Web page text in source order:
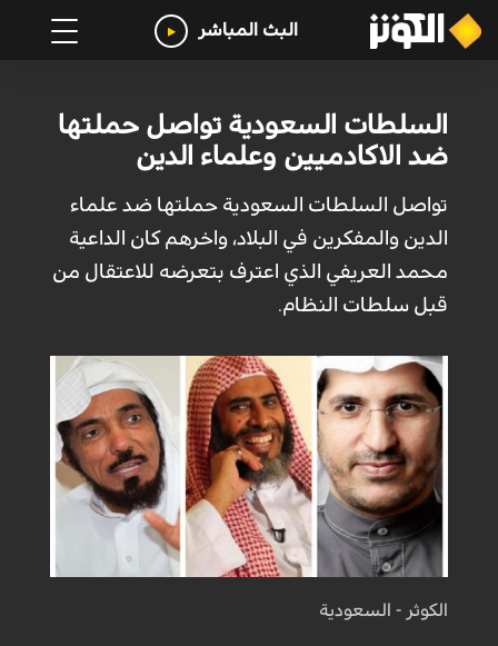
البث المباشر
السلطات السعودية تواصل حملتها
ضد الاكادميين وعلماء الدين
تواصل السلطات السعودية حملتها ضد علماء
الدين والمفكرين في البلاد، واخرهم كان الداعية
محمد العريفي الذي اعترف بتعرضه للاعتقال من
قبل سلطات النظام.
الكوثر - السعودية